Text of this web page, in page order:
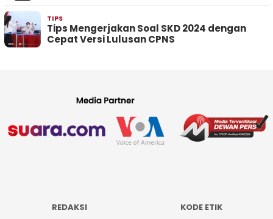
TIPS
Tips Mengerjakan Soal SKD 2024 dengan
Cepat Versi Lulusan CPNS
REDAKSI
KODE ETIK